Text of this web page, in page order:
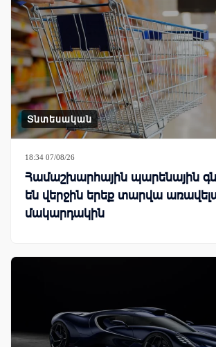
Տնտեսական
18:34 07/08/26
Համաշխարհային պարենային
են վերջին երեք տարվա
մակարդակին